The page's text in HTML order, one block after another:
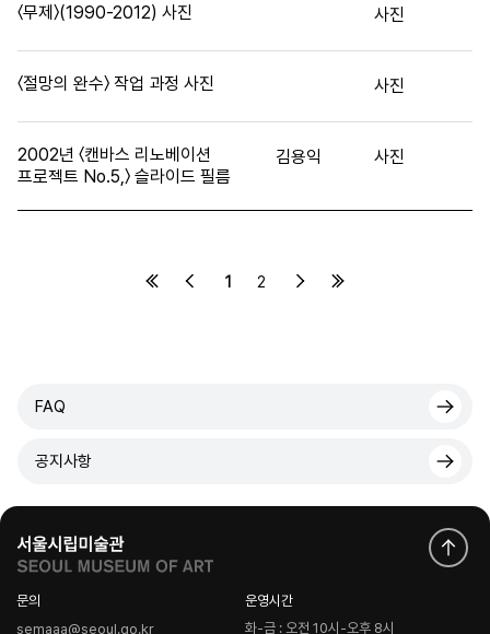
〈무제〉(1990-2012) 사진 사진
〈절망의 완수〉 작업 과정 사진 사진
2002년 〈캔바스 리노베이션
프로젝트 No.5,〉 슬라이드 필름
김용익 사진
1 2
FAQ
공지사항
문의
semaaa@seoul.go.kr
운영시간
화-금 : 오전 10시-오후 8시